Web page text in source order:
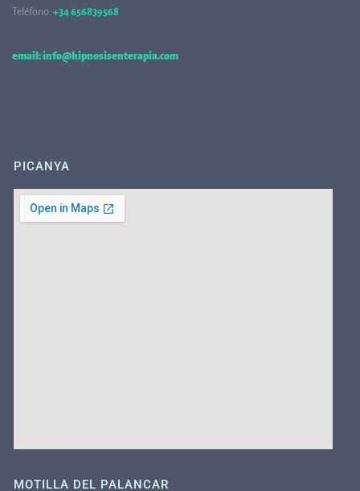
Teléfono: +34 656839568
email: info@hipnosisenterapia.com
PICANYA
MOTILLA DEL PALANCAR